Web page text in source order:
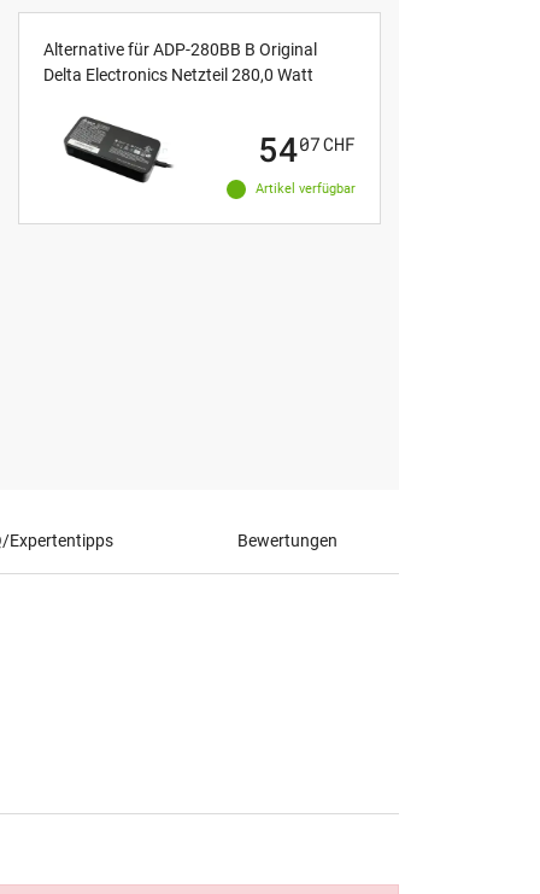
Alternative für ADP-280BB B Original
Delta Electronics Netzteil 280,0 Watt
Artikel verfügbar
5407CHF
Expertentipps Bewertungen